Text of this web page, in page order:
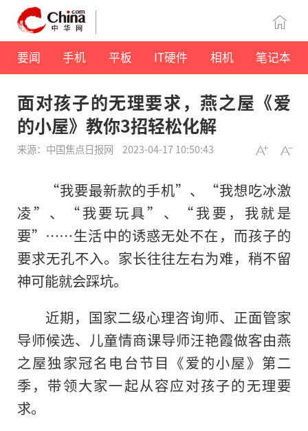
要闻 手机 平板 IT硬件 相机 笔记本
面对孩子的无理要求，燕之屋《爱
的小屋》教你3招轻松化解
来源：中国焦点日报网 2023-04-17 10:50:43
“我要最新款的手机”、“我想吃冰激
凌”、“我要玩具”、“我要，我就是
要”……生活中的诱惑无处不在，而孩子的
要求无孔不入。家长往往左右为难，稍不留
神可能就会踩坑。
近期， 国家二级心理咨询师、正面管家
导师候选、儿童情商课导师汪艳霞做客由燕
之屋独家冠名电台节目《爱的小屋》第二
季，带领大家一起从容应对孩子的无理要
求。